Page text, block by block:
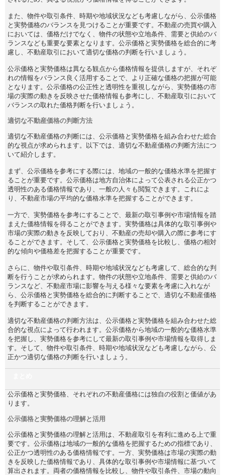
また、物件や取引条件、時期や地域状況なども考慮しながら、公示価格
と実勢価格のバランスを見つけることが重要です。不動産の売買や購入
においては、価格だけでなく、物件の状態や立地条件、需要と供給のバ
ランスなども重要な要素となります。公示価格と実勢価格を総合的に考
慮し、不動産取引において適切な価格の判断を行いましょう。
公示価格と実勢価格は異なる観点から価格情報を提供しますが、それぞ
れの情報をバランス良く活用することで、より正確な価格の把握が可能
となります。公示価格の公正性と透明性を重視しながら、実勢価格の市
場の実際の動きを反映させた価格情報も参考にし、不動産取引において
バランスの取れた価格判断を行いましょう。
適切な不動産価格の判断方法
適切な不動産価格の判断には、公示価格と実勢価格を組み合わせた総合
的な視点が求められます。以下では、適切な不動産価格の判断方法につ
いて紹介します。
まず、公示価格を参考にする際には、地域の一般的な価格水準を把握す
ることが重要です。公示価格は地方自治体によって公表される公正かつ
透明性のある価格情報であり、一般の人々も閲覧できます。これによ
り、不動産市場の平均的な価格水準を把握することができます。
一方で、実勢価格を参考にすることで、最新の取引事例や市場情報を踏
まえた価格情報を得ることができます。実勢価格は具体的な取引事例や
市場の実際の動きを反映しており、不動産の売却や購入の際に参考にす
ることができます。そして、公示価格と実勢価格を比較し、価格の相対
的な傾向や価格差を把握することが重要です。
さらに、物件や取引条件、時期や地域状況なども考慮して、総合的な判
断を行うことが求められます。物件の状態や立地条件、需要と供給のバ
ランスなど、不動産市場に影響を与える様々な要素を考慮に入れなが
ら、公示価格と実勢価格を総合的に判断することで、適切な不動産価格
を判断することができます。
適切な不動産価格の判断方法は、公示価格と実勢価格を組み合わせた総
合的な視点によって行われます。公示価格から地域の一般的な価格水準
を把握し、実勢価格を参考にして最新の取引事例や市場情報を取得しま
す。そして、物件や取引条件、時期や地域状況なども考慮しながら、公
正かつ適切な価格の判断を行いましょう。
公示価格と実勢価格、それぞれの不動産価格には独自の役割と価値があ
ります。
公示価格と実勢価格の理解と活用
公示価格と実勢価格の理解と活用は、不動産取引を有利に進める上で重
要です。公示価格は地域の一般的な価格を把握するための指標であり、
公正かつ透明性のある価格情報です。一方、実勢価格は市場の実際の動
きを反映した価格情報であり、具体的な取引事例や市場情報に基づいて
算出されます。両者の価格情報を比較し、物件や取引条件、市場の動向